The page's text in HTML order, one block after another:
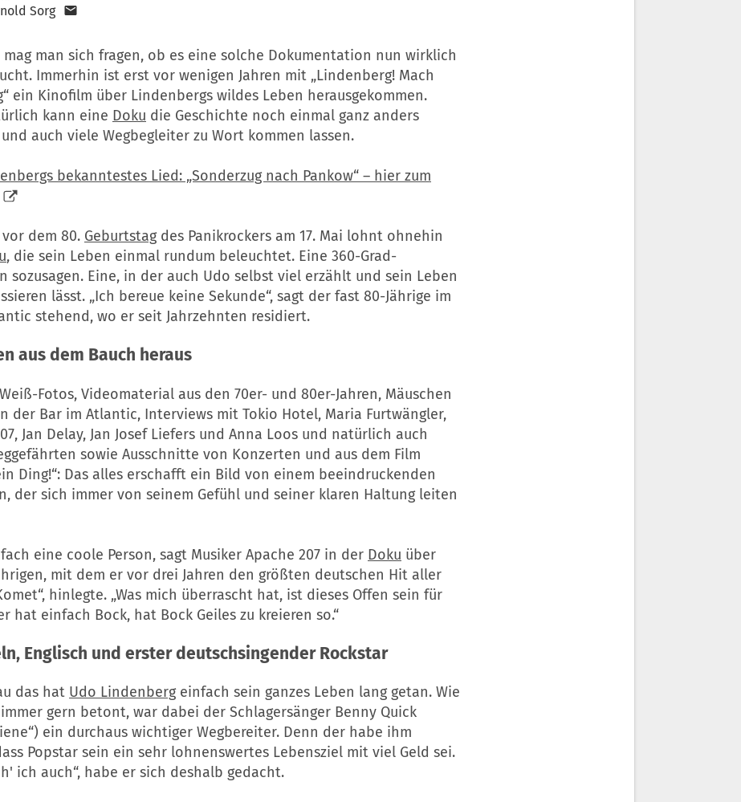
Sorg
mag man sich fragen, ob es eine solche Dokumentation nun wirklich
Immerhin ist erst vor wenigen Jahren mit „Lindenberg! Mach
ein Kinofilm über Lindenbergs wildes Leben herausgekommen.
kann eine Doku die Geschichte noch einmal ganz anders
auch viele Wegbegleiter zu Wort kommen lassen.
bekanntestes Lied: „Sonderzug nach Pankow“ – hier zum
dem 80. Geburtstagdes Panikrockers am 17. Mai lohnt ohnehin
, die sein Leben einmal rundum beleuchtet. Eine 360-Grad-
sozusagen. Eine, in der auch Udo selbst viel erzählt und sein Leben
lässt. „Ich bereue keine Sekunde“, sagt der fast 80-Jährige im
stehend, wo er seit Jahrzehnten residiert.
aus dem Bauch heraus
Fotos, Videomaterial aus den 70er- und 80er-Jahren, Mäuschen
der Bar im Atlantic, Interviews mit Tokio Hotel, Maria Furtwängler,
Jan Delay, Jan Josef Liefers und Anna Loos und natürlich auch
sowie Ausschnitte von Konzerten und aus dem Film
Ding!“: Das alles erschafft ein Bild von einem beeindruckenden
der sich immer von seinem Gefühl und seiner klaren Haltung leiten
eine coole Person, sagt Musiker Apache 207 in der Doku über
mit dem er vor drei Jahren den größten deutschen Hit aller
hinlegte. „Was mich überrascht hat, ist dieses Offen sein für
hat einfach Bock, hat Bock Geiles zu kreieren so.“
Englisch und erster deutschsingender Rockstar
das hat Udo Lindenbergeinfach sein ganzes Leben lang getan. Wie
gern betont, war dabei der Schlagersänger Benny Quick
ein durchaus wichtiger Wegbereiter. Denn der habe ihm
Popstar sein ein sehr lohnenswertes Lebensziel mit viel Geld sei.
ich auch“, habe er sich deshalb gedacht.